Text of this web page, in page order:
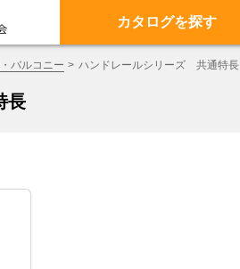
カタログを探す
バルコニー ハンドレールシリーズ 共通特長
長